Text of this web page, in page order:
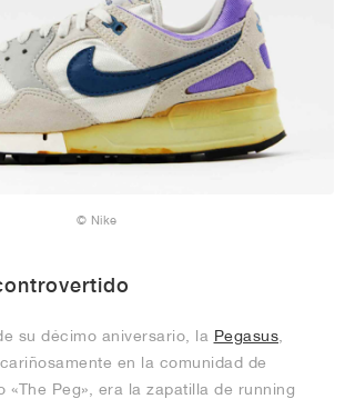
© Nike
su décimo aniversario, la Pegasus
en la comunidad de
«The Peg», era la zapatilla de running